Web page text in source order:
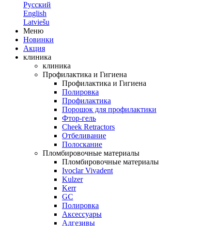
Русский
English
Latviešu
Меню
Новинки
Акция
клиника
клиника
Профилактика и Гигиена
Профилактика и Гигиена
Полировка
Профилактика
Порошок для профилактики
Фтор-гель
Cheek Retractors
Отбеливание
Полоскание
Пломбировочные материалы
Пломбировочные материалы
Ivoclar Vivadent
Kulzer
Kerr
GC
Полировка
Аксессуары
Адгезивы